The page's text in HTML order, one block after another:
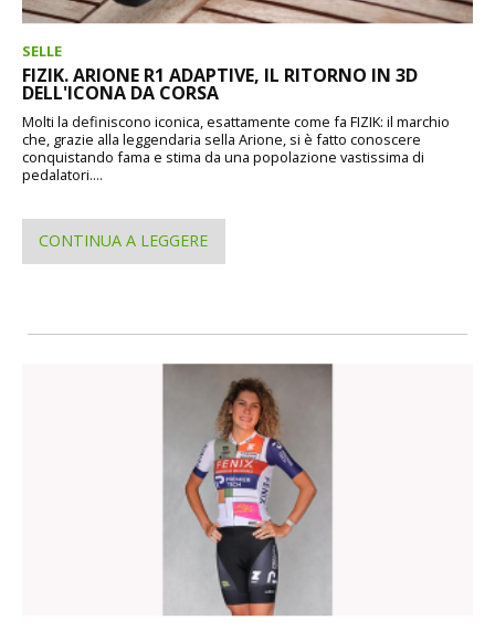
SELLE
FIZIK. ARIONE R1 ADAPTIVE, IL RITORNO IN 3D
DELL'ICONA DA CORSA
Molti la definiscono iconica, esattamente come fa FIZIK: il marchio
che, grazie alla leggendaria sella Arione, si è fatto conoscere
conquistando fama e stima da una popolazione vastissima di
pedalatori....
CONTINUA A LEGGERE